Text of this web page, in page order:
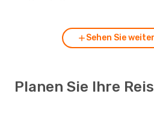
Sehen Sie
Planen Sie Ihre